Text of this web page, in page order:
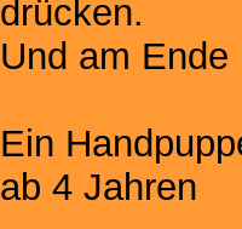
drücken.
Und am
Ein
ab 4 Jahren